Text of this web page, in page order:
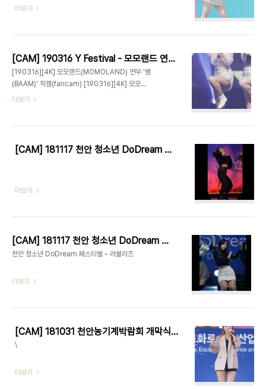
(Take My Hand) ' 직캠(fancam) 에이프릴
더보기
[CAM] 190316 Y Festival - 모모랜드 연우 by Harry
[190316][4K] 모모랜드(MOMOLAND) 연우 '뱀
(BAAM)' 직캠(fancam) [190316][4K] 모모랜
드(MOMOLAND) 연우 '짠쿵쾅' 직캠(fancam)
캠(fancam)
더보기
[CAM] 181117 천안 청소년 DoDream 페스티벌 - 구구단 by 다카코마츠
더보기
[CAM] 181117 천안 청소년 DoDream 페스티벌 - 러블리즈 by 다카코마츠
천안 청소년 DoDream 페스티벌 - 러블리즈
더보기
[CAM] 181031 천안농기계박람회 개막식 - 홍진영 by 다카코마츠
\
더보기